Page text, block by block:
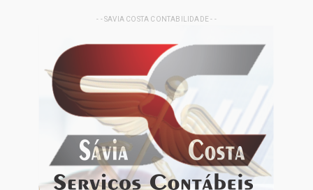
- - SAVIA COSTA CONTABILIDADE - -